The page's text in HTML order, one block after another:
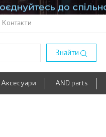
Контакти
Знайти
Аксесуари AND parts